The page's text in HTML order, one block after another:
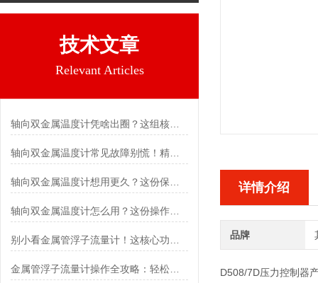
技术文章
Relevant Articles
轴向双金属温度计凭啥出圈？这组核心特点给出了答案
轴向双金属温度计常见故障别慌！精准定位，轻松搞定难题
轴向双金属温度计怎么用？这份操作指南，新手也能快速拿捏！
金属管浮子流量计操作全攻略：轻松拿捏，精准掌控每一步！
详情介绍
品牌
D508/7D压力控制器